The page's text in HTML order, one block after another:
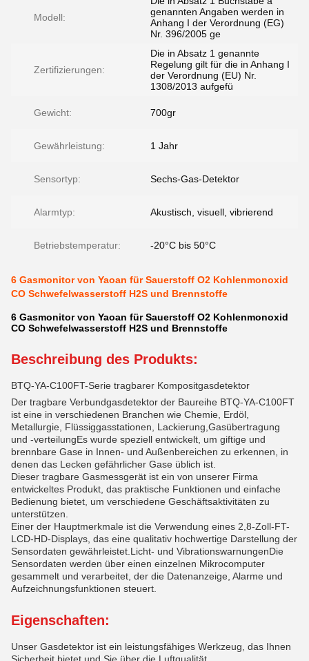
Modell:
genannten Angaben werden in
Anhang I der Verordnung (EG)
Nr. 396/2005 ge
Zertifizierungen:
Die in Absatz 1 genannte
Regelung gilt für die in Anhang I
der Verordnung (EU) Nr.
1308/2013 aufgefü
Gewicht: 700gr
Gewährleistung: 1 Jahr
Sensortyp: Sechs-Gas-Detektor
Alarmtyp: Akustisch, visuell, vibrierend
Betriebstemperatur: -20°C bis 50°C
6 Gasmonitor von Yaoan für Sauerstoff O2 Kohlenmonoxid
CO Schwefelwasserstoff H2S und Brennstoffe
6 Gasmonitor von Yaoan für Sauerstoff O2 Kohlenmonoxid
CO Schwefelwasserstoff H2S und Brennstoffe
Beschreibung des Produkts:
BTQ-YA-C100FT-Serie tragbarer Kompositgasdetektor
Der tragbare Verbundgasdetektor der Baureihe BTQ-YA-C100FT
ist eine in verschiedenen Branchen wie Chemie, Erdöl,
Metallurgie, Flüssiggasstationen, Lackierung,Gasübertragung
und -verteilungEs wurde speziell entwickelt, um giftige und
brennbare Gase in Innen- und Außenbereichen zu erkennen, in
denen das Lecken gefährlicher Gase üblich ist.
Dieser tragbare Gasmessgerät ist ein von unserer Firma
entwickeltes Produkt, das praktische Funktionen und einfache
Bedienung bietet, um verschiedene Geschäftsaktivitäten zu
unterstützen.
Einer der Hauptmerkmale ist die Verwendung eines 2,8-Zoll-FT-
LCD-HD-Displays, das eine qualitativ hochwertige Darstellung der
Sensordaten gewährleistet.Licht- und VibrationswarnungenDie
Sensordaten werden über einen einzelnen Mikrocomputer
gesammelt und verarbeitet, der die Datenanzeige, Alarme und
Aufzeichnungsfunktionen steuert.
Eigenschaften:
Unser Gasdetektor ist ein leistungsfähiges Werkzeug, das Ihnen